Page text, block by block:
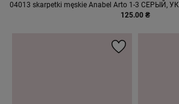
04013 skarpetki męskie Anabel Arto 1-3
125.00 ₴